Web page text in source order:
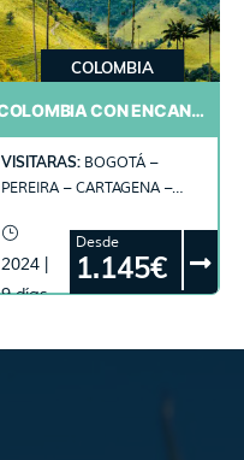
COLOMBIA
COLOMBIA CON ENCANTO
VISITARAS: BOGOTÁ –
PEREIRA – CARTAGENA –
SAN PEDRO DE MAJAGUA
2024 |
9 días
Desde
1.145€